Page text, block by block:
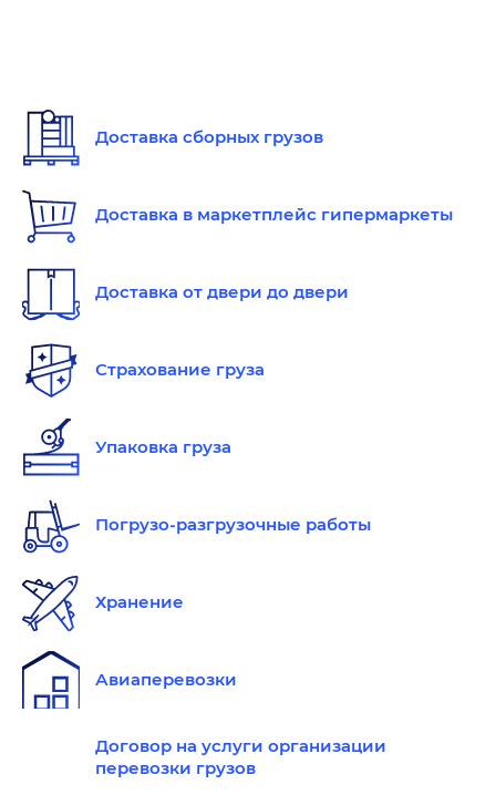
Доставка сборных грузов
Доставка в маркетплейс гипермаркеты
Доставка от двери до двери
Страхование груза
Упаковка груза
Погрузо-разгрузочные работы
Хранение
Авиаперевозки
Договор на услуги организации
перевозки грузов